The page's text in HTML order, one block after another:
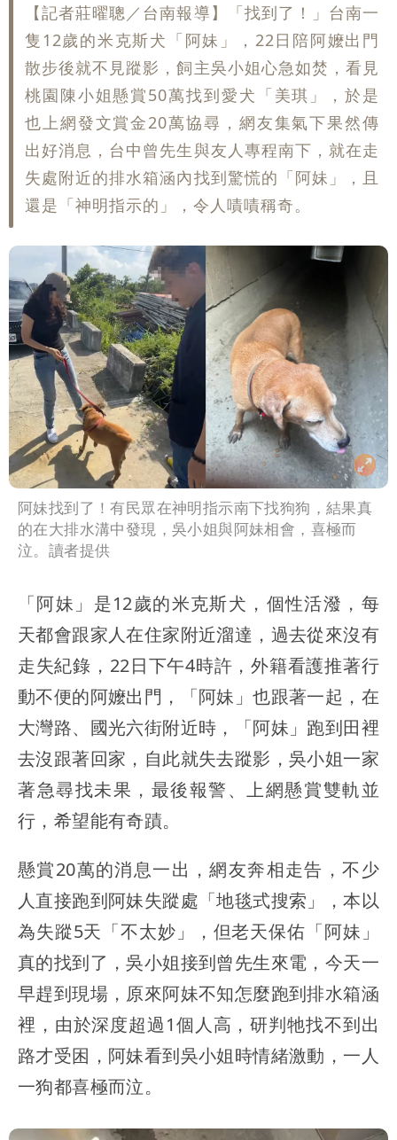
【記者莊曜聰／台南報導】「找到了！」台南一
隻12歲的米克斯犬「阿妹」，22日陪阿嬤出門
散步後就不見蹤影，飼主吳小姐心急如焚，看見
桃園陳小姐懸賞50萬找到愛犬「美琪」，於是
也上網發文賞金20萬協尋，網友集氣下果然傳
出好消息，台中曾先生與友人專程南下，就在走
失處附近的排水箱涵內找到驚慌的「阿妹」，且
還是「神明指示的」，令人嘖嘖稱奇。
阿妹找到了！有民眾在神明指示南下找狗狗，結果真
的在大排水溝中發現，吳小姐與阿妹相會，喜極而
泣。讀者提供
「阿妹」是12歲的米克斯犬，個性活潑，每
天都會跟家人在住家附近溜達，過去從來沒有
走失紀錄，22日下午4時許，外籍看護推著行
動不便的阿嬤出門，「阿妹」也跟著一起，在
大灣路、國光六街附近時，「阿妹」跑到田裡
去沒跟著回家，自此就失去蹤影，吳小姐一家
著急尋找未果，最後報警、上網懸賞雙軌並
行，希望能有奇蹟。
懸賞20萬的消息一出，網友奔相走告，不少
人直接跑到阿妹失蹤處「地毯式搜索」，本以
為失蹤5天「不太妙」，但老天保佑「阿妹」
真的找到了，吳小姐接到曾先生來電，今天一
早趕到現場，原來阿妹不知怎麼跑到排水箱涵
裡，由於深度超過1個人高，研判牠找不到出
路才受困，阿妹看到吳小姐時情緒激動，一人
一狗都喜極而泣。